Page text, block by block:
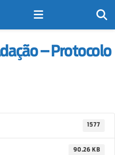
– Protocolo
1577
90.26 KB